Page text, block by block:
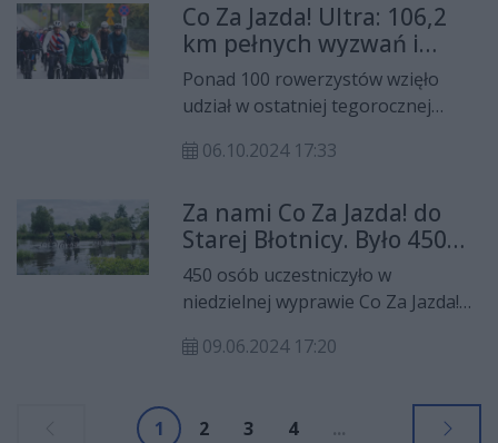
podsumowały kolejną edycję
rowerowych wypraw. Nie zabrakło
podziękowań dla wszystkich
partnerów oraz uczestników za
zaangażowanie i aktywność.
Co Za Jazda! Ultra: 106,2
km pełnych wyzwań i
radości
Ponad 100 rowerzystów wzięło
udział w ostatniej tegorocznej
Uczestnicy pokonali imponującą
nawiązuje do częstotliwości Radia
Rekord – 106,2 FM.
06.10.2024 17:33
Za nami Co Za Jazda! do
Starej Błotnicy. Było 450
rowerzystów!
450 osób uczestniczyło w
niedzielnej wyprawie Co Za Jazda!
do pokonania 40-kilometrową
09.06.2024 17:20
1 2 3 4 ...